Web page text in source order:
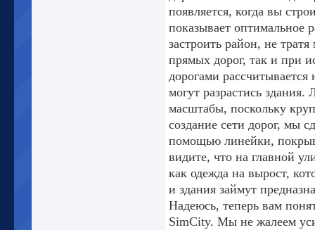
появляется, когда вы
показывает оптимальное
застроить район, не
прямых дорог, так и при
дорогами
могут разрастись
масштабы, поскольку
создание сети дорог, мы
помощью линейки,
видите, что на главной
как одежда на вырост,
и здания займут
Надеюсь, теперь вам
SimCity. Мы не жалеем